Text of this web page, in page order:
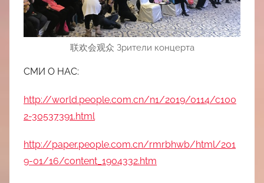
联欢会观众 Зрители концерта
СМИ О НАС:
http://world.people.com.cn/n1/2019/0114/c100
2-30537391.html
http://paper.people.com.cn/rmrbhwb/html/201
9-01/16/content_1904332.htm